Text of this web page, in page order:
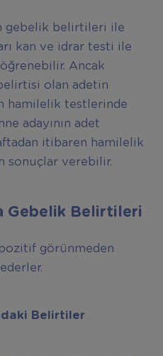
gebelik belirtileri ile
kan ve idrar testi ile
öğrenebilir. Ancak
olan adetin
hamilelik testlerinde
adayının adet
itibaren hamilelik
sonuçlar verebilir.
Gebelik Belirtileri
pozitif görünmeden
Belirtiler